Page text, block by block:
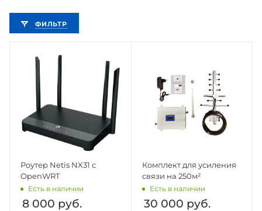
ФИЛЬТР
Роутер Netis NX31 с
OpenWRT
Есть в наличии
8 000 руб.
Комплект для усиления
связи на 250м²
Есть в наличии
30 000 руб.